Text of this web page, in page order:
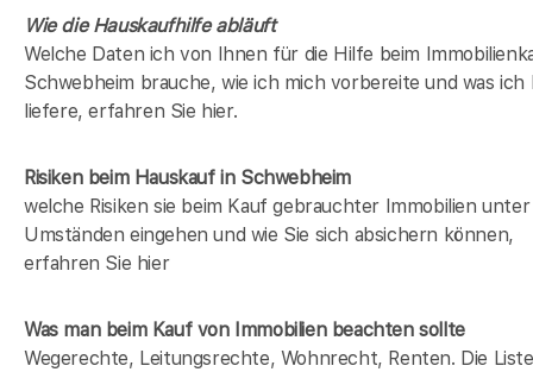
Wie die Hauskaufhilfe abläuft
Welche Daten ich von Ihnen für die Hilfe beim
Schwebheim brauche, wie ich mich vorbereite und was ich
liefere, erfahren Sie hier.
Risiken beim Hauskaufin Schwebheim
welche Risiken sie beim Kauf gebrauchter Immobilien unter
Umständen eingehen und wie Sie sich absichern können,
erfahren Sie hier
Was man beim Kauf von Immobilien beachten sollte
Wegerechte, Leitungsrechte, Wohnrecht, Renten. Die